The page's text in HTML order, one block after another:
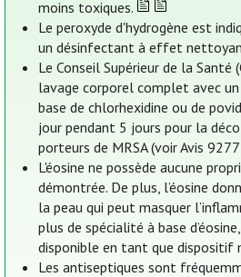
moins toxiques.
Le peroxyde d'hydrogène est
un désinfectant à effet
Le Conseil Supérieur de la Santé
lavage corporel complet avec
base de chlorhexidine ou de
jour pendant 5 jours pour la
porteurs de MRSA (voir Avis
L'éosine ne possède aucune
démontrée. De plus, l’éosine
la peau qui peut masquer
plus de spécialité à base
disponible en tant que dispositif
Les antiseptiques sont